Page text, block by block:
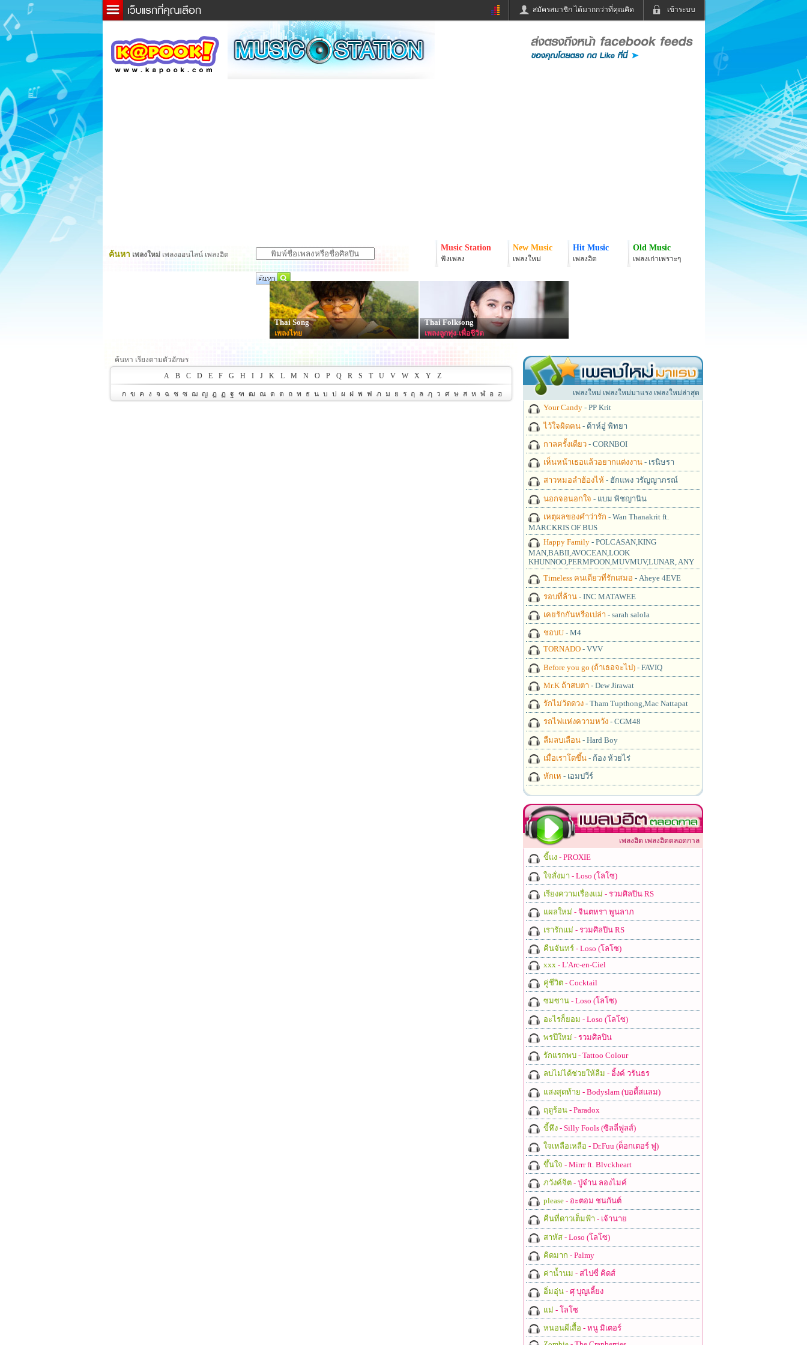
เข้าระบบ
สมัครสมาชิก ได้มากกว่าที่คุณคิด
ข่าวด่วน ข่าวสั้น
ละคร
หนังใหม่
ฟังวิทยุออนไลน์
หมากรุกไทย
Email
ค้นหา เพลงใหม่ เพลงออนไลน์ เพลงฮิต
Music Station
ฟังเพลง
New Music
เพลงใหม่
Hit Music
เพลงฮิต
Old Music
เพลงเก่าเพราะๆ
Thai Song
เพลงไทย
Thai Folksong
เพลงลูกทุ่ง-เพื่อชีวิต
ค้นหา เรียงตามตัวอักษร
A
B C D E F G H I J K L M N O P Q R S T U V W X Y Z
ก ข ค ง จ ฉ ช ซ ฌ ญ ฎ ฏ ฐ ฑ ฒ ณ ด ต ถ ท ธ น บ ป ผ ฝ พ ฟ ภ ม ย ร ฤ ล ฦ ว ศ ษ ส ห ฬ อ ฮ เพลงใหม่ เพลงใหม่มาแรง เพลงใหม่ล่าสุด
Your Candy- PP Krit
ไว้ใจผิดคน- ต้าห์อู๋ พิทยา
กาลครั้งเดียว- CORNBOI
เห็นหน้าเธอแล้วอยากแต่งงาน- เรนิษรา
สาวหมอลำฮ้องไห้ - ฮักแพง วรัญญาภรณ์
นอกจอนอกใจ - แบม พิชญานิน
เหตุผลของคำว่ารัก - Wan Thanakrit ft.
MARCKRIS OF BUS
Happy Family- POLCASAN,KING
MAN,BABII,AVOCEAN,LOOK
KHUNNOO,PERMPOON,MUVMUV,LUNAR, ANY
Timeless คนเดียวที่รักเสมอ - Aheye 4EVE
รอบที่ล้าน- INC MATAWEE
เคยรักกันหรือเปล่า - sarah salola
ชอบU- M4
TORNADO- VVV
Before you go (ถ้าเธอจะไป)- FAVIQ
Mr.K ถ้าสบตา - Dew Jirawat
รักไม่วัดดวง- Tham Tupthong,Mac Nattapat
รถไฟแห่งความหวัง- CGM48
ลืมลบเลือน- Hard Boy
เมื่อเราโตขึ้น- ก้อง ห้วยไร่
หักเห - เอมปวีร์
เพลงฮิต เพลงฮิตตลอดกาล
ขี้แง- PROXIE
ใจสั่งมา - Loso (โลโซ)
เรียงความเรื่องแม่ - รวมศิลปิน RS
แผลใหม่ - จินตหรา พูนลาภ
เรารักแม่ - รวมศิลปิน RS
คืนจันทร์- Loso (โลโซ)
xxx - L'Arc-en-Ciel
คู่ชีวิต- Cocktail
ซมซาน- Loso (โลโซ)
อะไรก็ยอม - Loso (โลโซ)
พรปีใหม่ - รวมศิลปิน
รักแรกพบ- Tattoo Colour
ลบไม่ได้ช่วยให้ลืม - อิ้งค์ วรันธร
แสงสุดท้าย - Bodyslam (บอดี้สแลม)
ฤดูร้อน- Paradox
ขี้หึง- Silly Fools (ซิลลี่ฟูลส์)
ใจเหลือเหลือ - Dr.Fuu (ด็อกเตอร์ ฟู)
ขึ้นใจ - Mirrr ft. Blvckheart
ภวังค์จิต- ปู่จ๋าน ลองไมค์
please- อะตอม ชนกันต์
คืนที่ดาวเต็มฟ้า - เจ้านาย
สาหัส- Loso (โลโซ)
คิดมาก - Palmy
ค่าน้ำนม - สไปซี่ คิดส์
อิ่มอุ่น- ศุ บุญเลี้ยง
แม่ - โลโซ
หนอนผีเสื้อ - หนู มิเตอร์